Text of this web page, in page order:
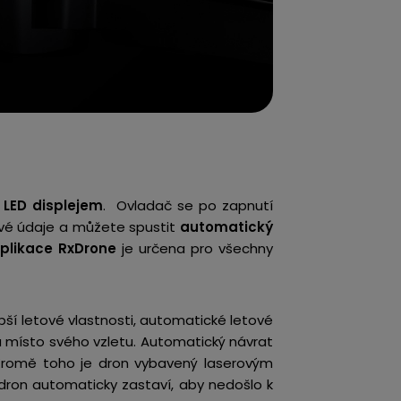
displejem.
Ovladač se po zapnutí
údaje a můžete spustit automatický
RxDrone je určena pro všechny
letové vlastnosti, automatické letové
svého vzletu. Automatický návrat
toho je dron vybavený laserovým
automaticky zastaví, aby nedošlo k